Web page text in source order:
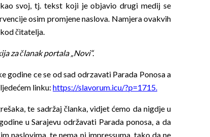
svoj, tj. tekst koji je objavio drugi medij se
osim promjene naslova. Namjera ovakvih
čitatelja.
za članak portala „Novi“.
godine ce se od sad odrzavati Parada Ponosa a
linku: https://slavorum.icu/?p=1715.
te sadržaj članka, vidjet ćemo da nigdje u
u Sarajevu održavati Parada ponosa, a da
naslovima, te nema ni impressuma, tako da ne